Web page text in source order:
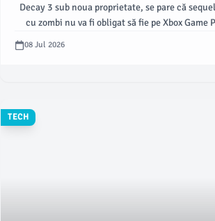
Decay 3 sub noua proprietate, se pare că
cu zombi nu va fi obligat să fie pe Xbox Game
studioului după achiziția sa de Microsoft, după ce
08 Jul 2026
TECH